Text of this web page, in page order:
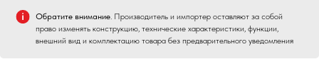
Обратите внимание. Производитель и импортер оставляют за собой
право изменять конструкцию, технические характеристики, функции,
внешний вид и комплектацию товара без предварительного уведомления